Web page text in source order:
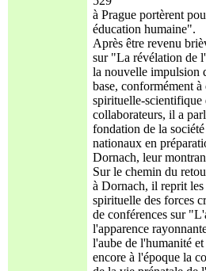
à Prague portèrent
éducation humaine".
Après être revenu
sur "La révélation de
la nouvelle impulsion
base, conformément
spirituelle-scientifique
collaborateurs, il a
fondation de la
nationaux en
Dornach, leur
Sur le chemin du
à Dornach, il reprit les
spirituelle des forces
de conférences sur
l'apparence
l'aube de l'humanité
encore à l'époque la